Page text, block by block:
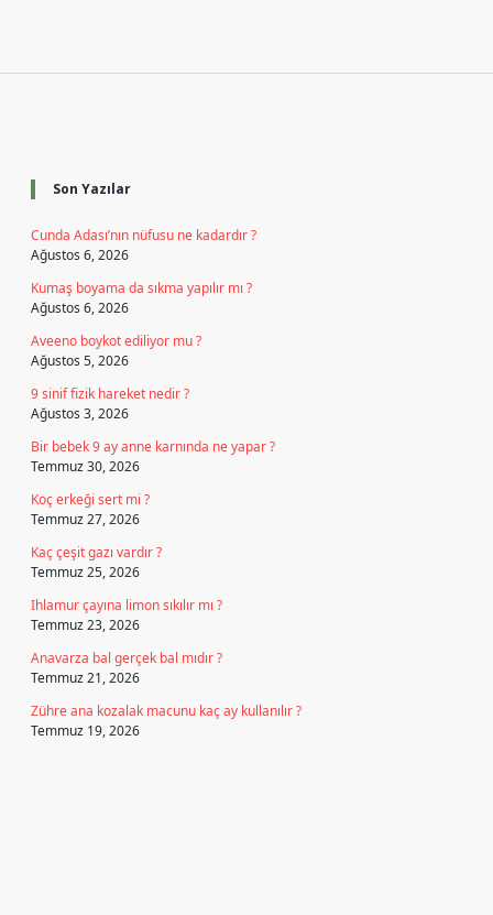
Son Yazılar
Cunda Adası’nın nüfusu ne kadardır ?
Ağustos 6, 2026
Kumaş boyama da sıkma yapılır mı ?
Ağustos 6, 2026
Aveeno boykot ediliyor mu ?
Ağustos 5, 2026
9 sinif fizik hareket nedir ?
Ağustos 3, 2026
Bir bebek 9 ay anne karnında ne yapar ?
Temmuz 30, 2026
Koç erkeği sert mi ?
Temmuz 27, 2026
Kaç çeşit gazı vardır ?
Temmuz 25, 2026
Ihlamur çayına limon sıkılır mı ?
Temmuz 23, 2026
Anavarza bal gerçek bal mıdır ?
Temmuz 21, 2026
Zühre ana kozalak macunu kaç ay kullanılır ?
Temmuz 19, 2026